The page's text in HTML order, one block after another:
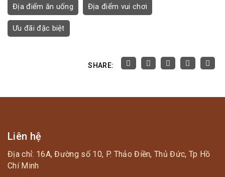
Địa điểm ăn uống Địa điểm vui chơi
Ưu đãi đặc biệt
SHARE:
Liên hệ
Địa chỉ: 16A, Đường số 10, P. Thảo Điền, Thủ Đức, Tp Hồ
Chí Minh